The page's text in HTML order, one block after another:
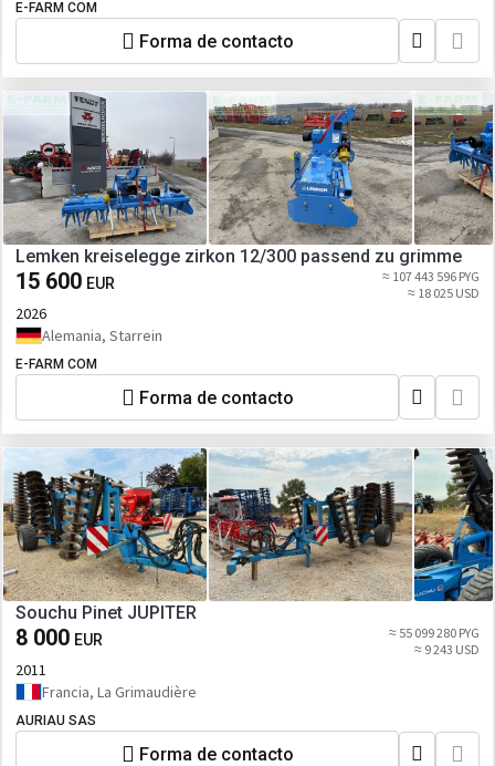
E-FARM COM
Forma de contacto
Lemken kreiselegge zirkon 12/300 passend zu grimme
15 600 EUR
≈ 107 443 596 PYG
≈ 18 025 USD
2026
Alemania, Starrein
E-FARM COM
Forma de contacto
Souchu Pinet JUPITER
8 000 EUR
≈ 55 099 280 PYG
≈ 9 243 USD
2011
Francia, La Grimaudière
AURIAU SAS
Forma de contacto